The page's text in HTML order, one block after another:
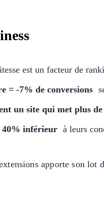
est un facteur de
= -7% de conversions
un site qui met plus de
40% inférieur à leurs
apporte son